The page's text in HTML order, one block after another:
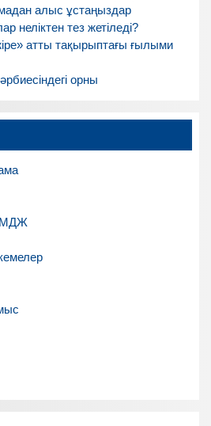
алыс ұстаңыздар
неліктен тез жетіледі?
атты тақырыптағы ғылыми
орны
МДЖ